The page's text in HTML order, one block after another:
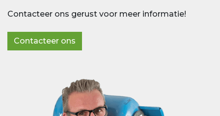
Contacteer ons gerust voor meer informatie!
Contacteer ons